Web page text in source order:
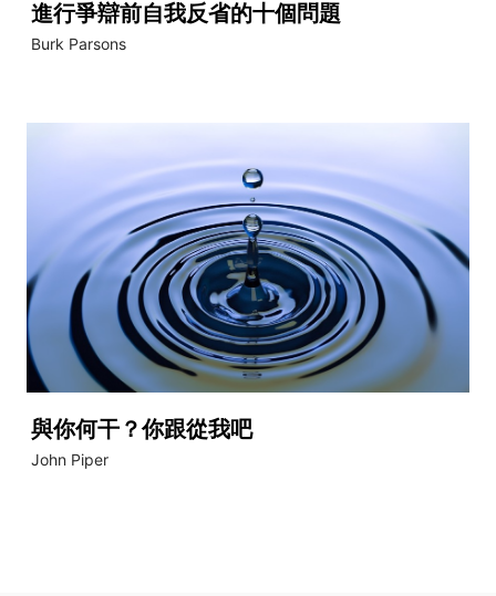
進行爭辯前自我反省的十個問題
Burk Parsons
與你何干？你跟從我吧
John Piper